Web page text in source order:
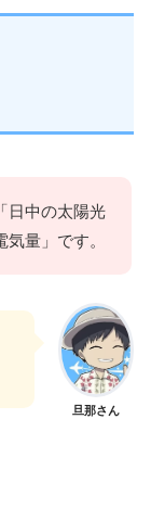
日中の太陽光
量」です。
旦那さん